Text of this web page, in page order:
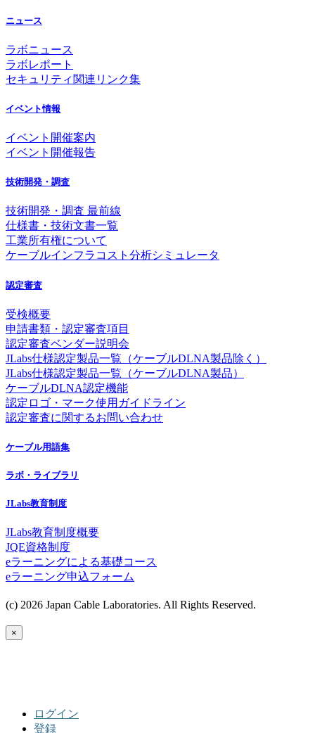
ニュース
ラボニュース
ラボレポート
セキュリティ関連リンク集
イベント情報
イベント開催案内
イベント開催報告
技術開発・調査
技術開発・調査 最前線
仕様書・技術文書一覧
工業所有権について
ケーブルインフラコスト分析シミュレータ
認定審査
受検概要
申請書類・認定審査項目
認定審査ベンダー説明会
JLabs仕様認定製品一覧（ケーブルDLNA製品除く）
JLabs仕様認定製品一覧（ケーブルDLNA製品）
ケーブルDLNA認定機能
認定ロゴ・マーク使用ガイドライン
認定審査に関するお問い合わせ
ケーブル用語集
ラボ・ライブラリ
JLabs教育制度
JLabs教育制度概要
JQE資格制度
eラーニングによる基礎コース
eラーニング申込フォーム
(c) 2026 Japan Cable Laboratories. All Rights Reserved.
×
ログイン
登録